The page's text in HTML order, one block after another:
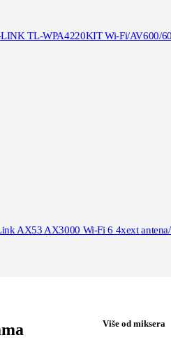
TL-WPA4220KIT Wi-Fi/AV600/
AX53 AX3000 Wi-Fi 6 4xext
Više od miksera